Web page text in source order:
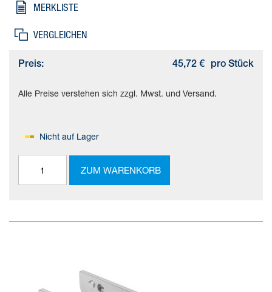
MERKLISTE
VERGLEICHEN
Preis: 45,72 € pro Stück
Alle Preise verstehen sich zzgl. Mwst. und Versand.
Nicht auf Lager
ZUM WARENKORB